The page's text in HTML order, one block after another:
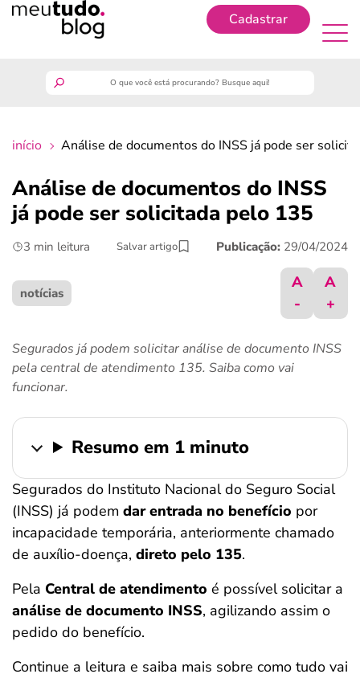
Cadastrar
finanças
benefícios
crédito fácil
ferramentas
início Análise de documentos do INSS já pode ser
Análise de documentos do INSS
já pode ser solicitada pelo 135
3 min leitura Salvar artigo Publicação: 29/04/2024
notícias
A
-
A
+
Segurados já podem solicitar análise de documento INSS
pela central de atendimento 135. Saiba como vai
funcionar.
Resumo em 1 minuto
Segurados do Instituto Nacional do Seguro Social
(INSS) já podem dar entrada no benefício por
incapacidade temporária, anteriormente chamado
de auxílio-doença, direto pelo 135.
Pela Central de atendimento é possível solicitar a
análise de documento INSS, agilizando assim o
pedido do benefício.
Continue a leitura e saiba mais sobre como tudo vai